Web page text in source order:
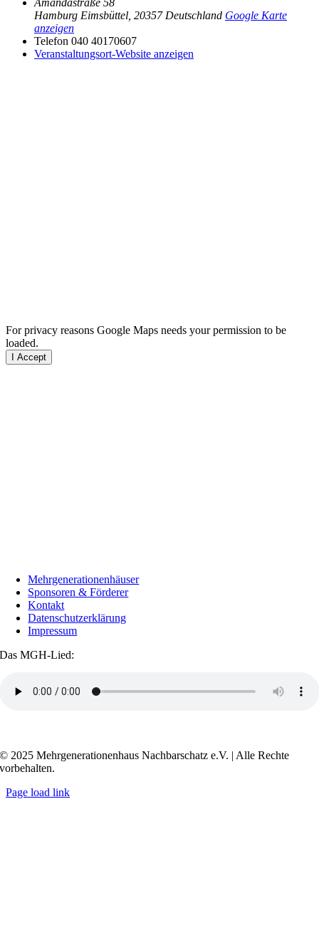
Hamburg Eimsbüttel 20357 Deutschland Google Karte
anzeigen
Telefon 040 40170607
Veranstaltungsort-Website anzeigen
For privacy reasons Google Maps needs your permission to be
loaded.
I Accept
Mehrgenerationenhäuser
Sponsoren & Förderer
Kontakt
Datenschutzerklärung
Impressum
Das MGH-Lied:
© 2025 Mehrgenerationenhaus Nachbarschatz e.V. | Alle Rechte
vorbehalten.
Page load link